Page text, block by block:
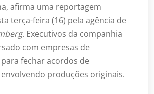
afirma uma reportagem
terça-feira (16) pela agência de
. Executivos da companhia
com empresas de
fechar acordos de
produções originais.